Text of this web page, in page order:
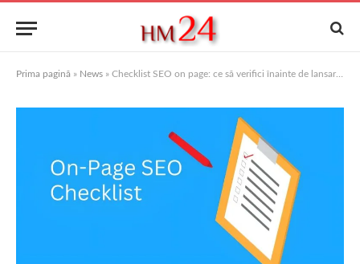
Prima pagină » News » Checklist SEO on page: ce să verifici înainte de lansarea unui site